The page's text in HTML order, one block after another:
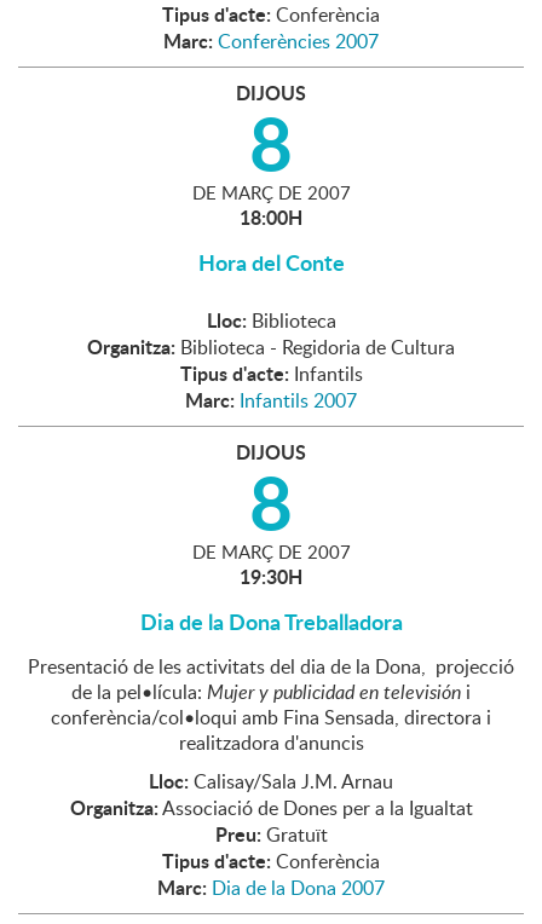
Tipus d'acte: Conferència
Marc: Conferències 2007
DIJOUS
8
DE MARÇ DE 2007
18:00H
Hora del Conte
Lloc: Biblioteca
Organitza: Biblioteca - Regidoria de Cultura
Tipus d'acte: Infantils
Marc: Infantils 2007
DIJOUS
8
DE MARÇ DE 2007
19:30H
Dia de la Dona Treballadora
Presentació de les activitats del dia de la Dona, projecció
de la pel•lícula: Mujer y publicidad en televisión i
conferència/col•loqui amb Fina Sensada, directora i
realitzadora d'anuncis
Lloc: Calisay/Sala J.M. Arnau
Organitza:Associació de Dones per a la Igualtat
Preu: Gratuït
Tipus d'acte: Conferència
Marc: Dia de la Dona 2007